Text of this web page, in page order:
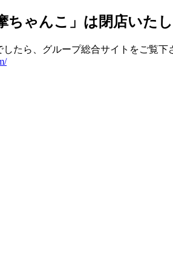
ちゃんこ」は閉店いたし
たら、グループ総合サイトをご覧下